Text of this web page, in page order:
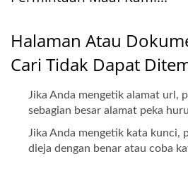
Halaman Atau
Cari Tidak Dapat
Jika Anda mengetik alamat url,
sebagian besar alamat peka
Jika Anda mengetik kata kunci,
dieja dengan benar atau coba